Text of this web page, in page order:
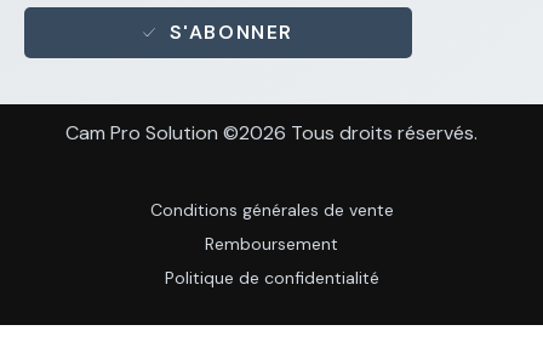
S'ABONNER
Cam Pro Solution ©2026 Tous droits réservés.
Conditions générales de vente
Remboursement
Politique de confidentialité